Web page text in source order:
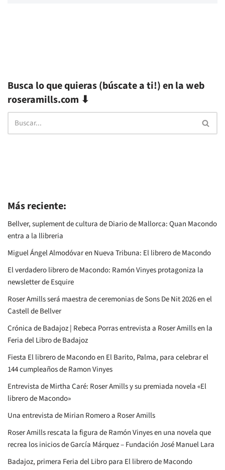
Busca lo que quieras (búscate a ti!) en la web
roseramills.com ⬇
Más reciente:
Bellver, suplement de cultura de Diario de Mallorca: Quan Macondo
entra a la llibreria
Miguel Ángel Almodóvar en Nueva Tribuna: El librero de Macondo
El verdadero librero de Macondo: Ramón Vinyes protagoniza la
newsletter de Esquire
Roser Amills será maestra de ceremonias de Sons De Nit 2026 en el
Castell de Bellver
Crónica de Badajoz | Rebeca Porras entrevista a Roser Amills en la
Feria del Libro de Badajoz
Fiesta El librero de Macondo en El Barito, Palma, para celebrar el
144 cumpleaños de Ramon Vinyes
Entrevista de Mirtha Caré: Roser Amills y su premiada novela «El
librero de Macondo»
Una entrevista de Mirian Romero a Roser Amills
Roser Amills rescata la figura de Ramón Vinyes en una novela que
recrea los inicios de García Márquez – Fundación José Manuel Lara
Badajoz, primera Feria del Libro para El librero de Macondo